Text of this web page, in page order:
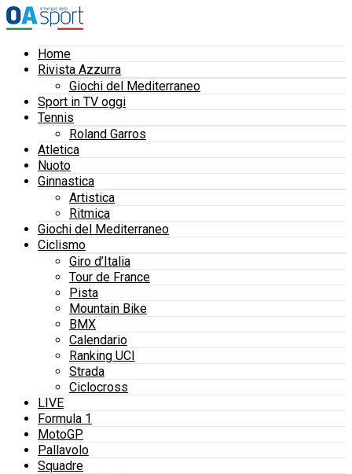
Home
Rivista Azzurra
Giochi del Mediterraneo
Sport in TV oggi
Tennis
Roland Garros
Atletica
Nuoto
Ginnastica
Artistica
Ritmica
Giochi del Mediterraneo
Ciclismo
Giro d’Italia
Tour de France
Pista
Mountain Bike
BMX
Calendario
Ranking UCI
Strada
Ciclocross
LIVE
Formula 1
MotoGP
Pallavolo
Squadre